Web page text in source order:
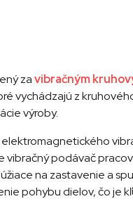
zavibračným
vychádzajú z
výroby.
podávač
na zastavenie a
pohybu dielov, čo je